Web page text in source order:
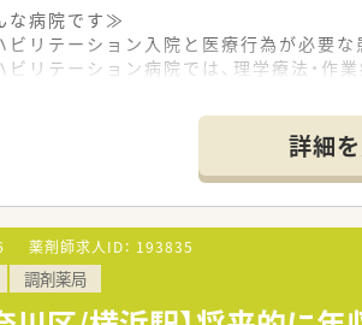
な病院です≫
リテーション入院と医療行為が必要な
リテーション病院では、理学療法・作
は病院敷地内に隣接し、入所はもちろん、
ハビリテーションと訪問リハビリテー
務（入院・外来）
導（入院・外来）
セットまで
すめポイント≫
詳細
薬剤師求人ID： 193835
調剤薬局